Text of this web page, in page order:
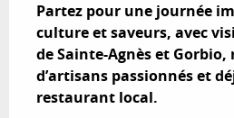
Partez pour une journée
culture et saveurs, avec
de Sainte-Agnès et
d’artisans passionnés et
restaurant local.